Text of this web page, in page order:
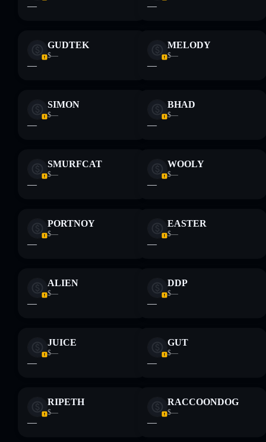
proporcionados por rugcheck.xyz.
— —
GUDTEK
$—
—
MELODY
$—
—
SIMON
$—
—
BHAD
$—
—
SMURFCAT
$—
—
WOOLY
$—
—
PORTNOY
$—
—
EASTER
$—
—
ALIEN
$—
—
DDP
$—
—
JUICE
$—
—
GUT
$—
—
RIPETH
$—
—
RACCOONDOG
$—
—